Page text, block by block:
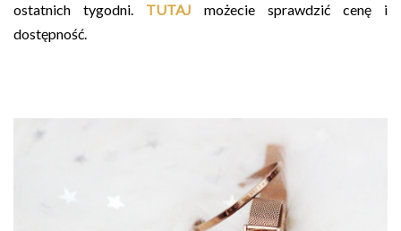
ostatnich tygodni. TUTAJ możecie sprawdzić cenę i
dostępność.